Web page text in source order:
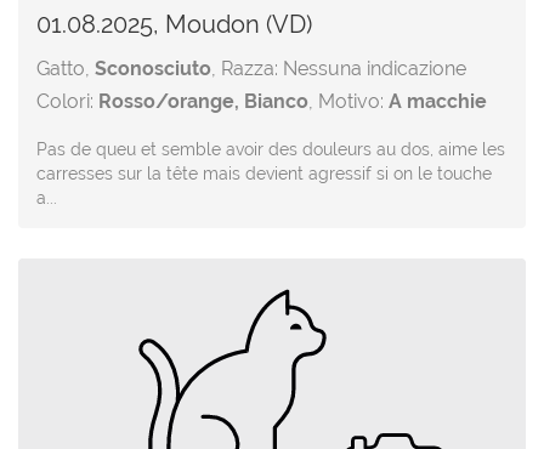
01.08.2025, Moudon (VD)
Gatto, Sconosciuto, Razza: Nessuna indicazione
Colori: Rosso/orange, Bianco, Motivo: A macchie
Pas de queu et semble avoir des douleurs au dos, aime les
carresses sur la tête mais devient agressif si on le touche
a...